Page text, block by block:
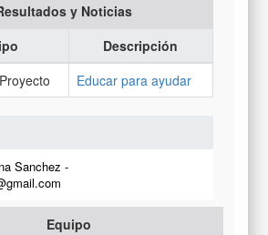
y Noticias
Descripción
Educar para ayudar
Sanchez -
Equipo